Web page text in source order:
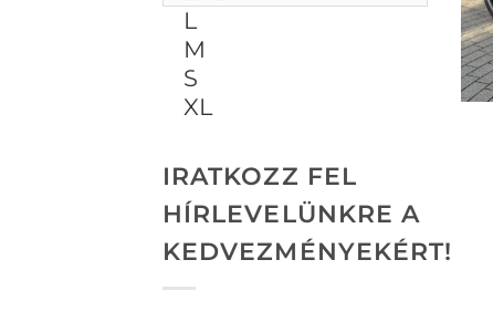
ALKALMAZ
IRATKOZZ FEL
HÍRLEVELÜNKRE A
KEDVEZMÉNYEKÉRT!